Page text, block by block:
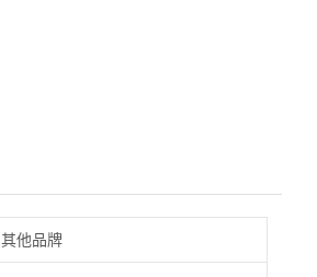
其他品牌